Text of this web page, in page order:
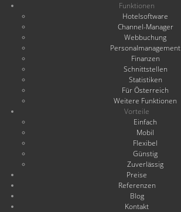
Funktionen
Hotelsoftware
Channel-Manager
Webbuchung
Personalmanagement
Finanzen
Schnittstellen
Statistiken
Für Österreich
Weitere Funktionen
Vorteile
Einfach
Mobil
Flexibel
Günstig
Zuverlässig
Preise
Referenzen
Blog
Kontakt